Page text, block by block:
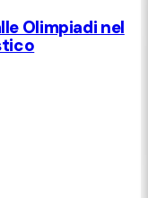
Olimpiadi nel